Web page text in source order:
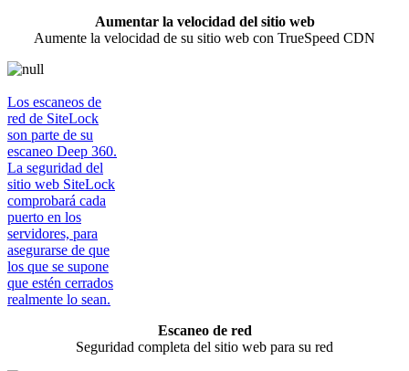
Aumentar la velocidad del sitio web
Aumente la velocidad de su sitio web con TrueSpeed CDN
Los escaneos de
red de SiteLock
son parte de su
escaneo Deep 360.
La seguridad del
sitio web SiteLock
comprobará cada
puerto en los
servidores, para
asegurarse de que
los que se supone
que estén cerrados
realmente lo sean.
Escaneo de red
Seguridad completa del sitio web para su red